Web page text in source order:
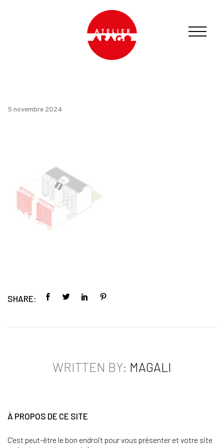
5 novembre 2024
SHARE:
WRITTEN BY: MAGALI
À PROPOS DE CE SITE
C’est peut-être le bon endroit pour vous présenter et votre site